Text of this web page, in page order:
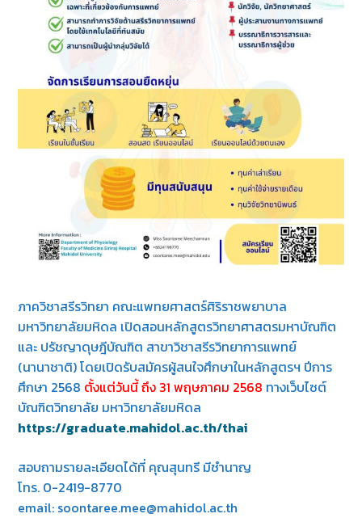
ภาควิชาสรีรวิทยา คณะแพทยศาสตร์ศิริราชพยาบาล
มหาวิทยาลัยมหิดล เปิดสอนหลักสูตรวิทยาศาสตรมหาบัณฑิต
และ ปรัชญาดุษฎีบัณฑิต สาขาวิชาสรีรวิทยาการแพทย์
(นานาชาติ) โดยเปิดรับสมัครผู้สนใจศึกษาในหลักสูตรฯ ปีการ
ศึกษา 2568 ตั้งแต่วันนี้ ถึง 31 พฤษภาคม 2568 ทางเว็บไซต์
บัณฑิตวิทยาลัย มหาวิทยาลัยมหิดล
https://graduate.mahidol.ac.th/thai
สอบถามรายละเอียดได้ที่ คุณสุนทรี มีชำนาญ
โทร. 0-2419-8770
email: soontaree.mee@mahidol.ac.th